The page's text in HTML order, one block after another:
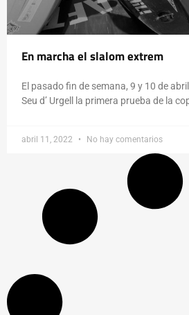
En marcha el slalom extrem
El pasado fin de semana, 9 y 10 de
Seu d’ Urgell la primera prueba de la
abril 11, 2022 No hay comentarios